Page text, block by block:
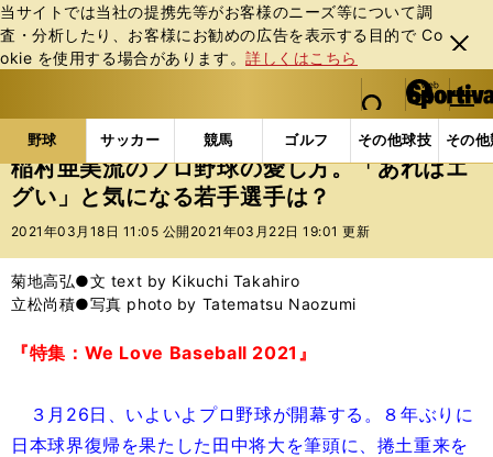
当サイトでは当社の提携先等がお客様のニーズ等について調
査・分析したり、お客様にお勧めの広告を表⽰する⽬的で Co
okie を使⽤する場合があります。詳しくはこちら
閉じ
る
web Sportiva (webスポルティーバ)
検索
マイペ
ー
ジ
メニュ
野球 サッカー 競馬 ゴルフ その他球技 その
b
ス
ポ
ル
バ
野球の記事一覧 プロ野球 稲村亜美流のプロ野球の
稲村亜美流のプロ野球の愛し方。「あれはエ
グい」と気になる若手選手は？
2021年03月18日 11:05 公開 2021年03月22日 19:01 更新
菊地高弘●文 text by Kikuchi Takahiro
立松尚積●写真 photo by Tatematsu Naozumi
『特集：We Love Baseball 2021』
３月26日、いよいよプロ野球が開幕する。８年ぶりに
日本球界復帰を果たした田中将大を筆頭に、捲土重来を